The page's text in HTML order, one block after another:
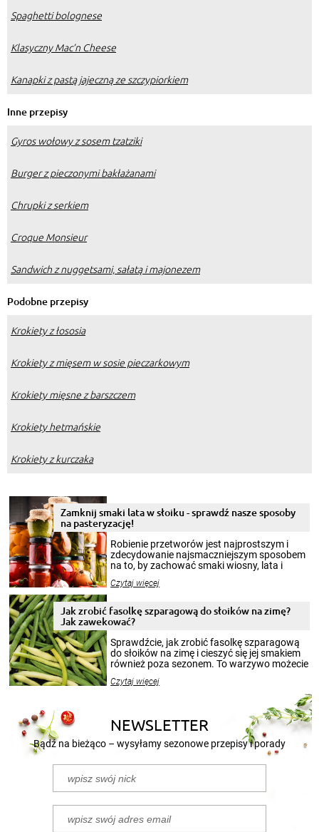
Spaghetti bolognese
Klasyczny Mac’n Cheese
Kanapki z pastą jajeczną ze szczypiorkiem
Inne przepisy
Gyros wołowy z sosem tzatziki
Burger z pieczonymi bakłażanami
Chrupki z serkiem
Croque Monsieur
Sandwich z nuggetsami, sałatą i majonezem
Podobne przepisy
Krokiety z łososia
Krokiety z mięsem w sosie pieczarkowym
Krokiety mięsne z barszczem
Krokiety hetmańskie
Krokiety z kurczaka
Zamknij smaki lata w słoiku - sprawdź nasze sposoby
na pasteryzację!
Robienie przetworów jest najprostszym i
zdecydowanie najsmaczniejszym sposobem
na to, by zachować smaki wiosny, lata i
krajobrazów, by cieszyć nimi oko w sezonie
pełni poczuć atmosferę cieplejszych
miesięcy. Przygotowanie słoików ze
patenty, które pozwolą zachować świeżość
przetworów.
Czytaj więcej
Jak zrobić fasolkę szparagową do słoików na zimę?
Jak zawekować?
Sprawdźcie, jak zrobić fasolkę szparagową
do słoików na zimę i cieszyć się jej smakiem
również poza sezonem. To warzywo możecie
nasze propozycje!
Czytaj więcej
NEWSLETTER
Bądź na bieżąco – wysyłamy sezonowe przepisy i porady